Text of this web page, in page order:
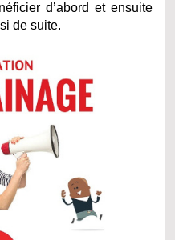
d’abord et ensuite
de suite.